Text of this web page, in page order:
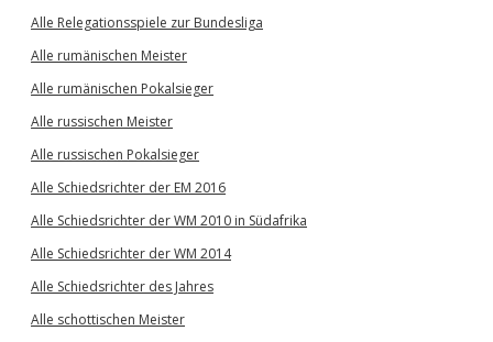
Alle Relegationsspiele zur Bundesliga
Alle rumänischen Meister
Alle rumänischen Pokalsieger
Alle russischen Meister
Alle russischen Pokalsieger
Alle Schiedsrichter der EM 2016
Alle Schiedsrichter der WM 2010 in Südafrika
Alle Schiedsrichter der WM 2014
Alle Schiedsrichter des Jahres
Alle schottischen Meister